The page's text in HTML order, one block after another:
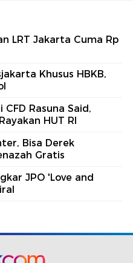
LRT Jakarta Cuma Rp
Khusus HBKB,
Rasuna Said,
HUT RI
Bisa Derek
Gratis
JPO 'Love and